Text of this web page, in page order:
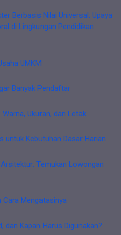
Berbasis Nilai Universal: Upaya
di Lingkungan Pendidikan
UMKM
Banyak Pendaftar
Ukuran, dan Letak
untuk Kebutuhan Dasar Harian
Temukan Lowongan
Cara Mengatasinya
dan Kapan Harus Digunakan?